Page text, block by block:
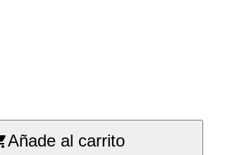
Añade al carrito